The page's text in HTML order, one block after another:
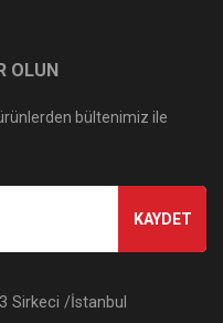
OLUN
bültenimiz ile
KAYDET
Sirkeci /İstanbul